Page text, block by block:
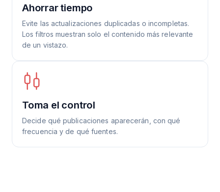
Ahorrar tiempo
Evite las actualizaciones duplicadas o incompletas.
Los filtros muestran solo el contenido más relevante
de un vistazo.
Toma el control
Decide qué publicaciones aparecerán, con qué
frecuencia y de qué fuentes.